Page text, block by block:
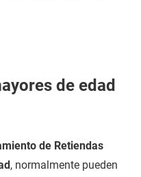
de edad
de Retiendas
, normalmente pueden